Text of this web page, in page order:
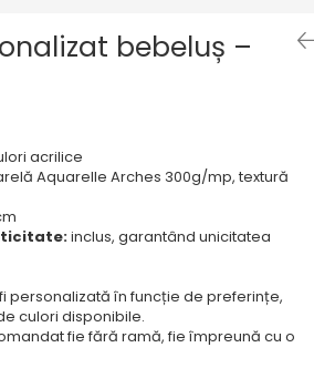
bebeluș –
acrilice
Aquarelle Arches 300g/mp, textură
inclus, garantând unicitatea
personalizată în funcție de preferințe,
culori disponibile.
fie fără ramă, fie împreună cu o